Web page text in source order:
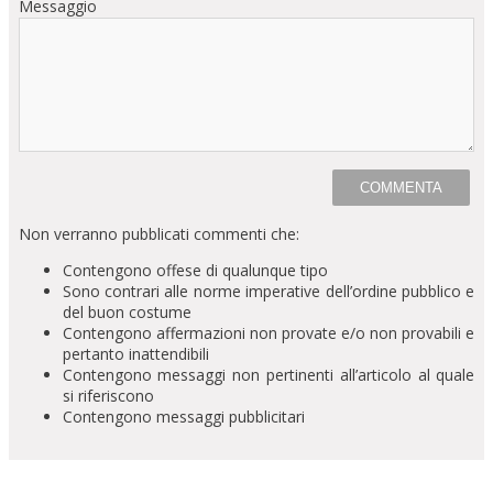
Messaggio
Non verranno pubblicati commenti che:
Contengono offese di qualunque tipo
Sono contrari alle norme imperative dell’ordine pubblico e
del buon costume
Contengono affermazioni non provate e/o non provabili e
pertanto inattendibili
Contengono messaggi non pertinenti all’articolo al quale
si riferiscono
Contengono messaggi pubblicitari